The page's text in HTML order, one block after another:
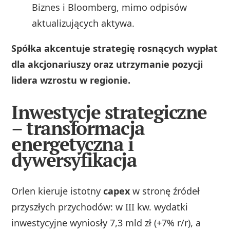
Biznes i Bloomberg, mimo odpisów
aktualizujących aktywa.
Spółka akcentuje strategię rosnących wypłat
dla akcjonariuszy oraz utrzymanie pozycji
lidera wzrostu w regionie.
Inwestycje strategiczne
– transformacja
energetyczna i
dywersyfikacja
Orlen kieruje istotnycapex w stronę źródeł
przyszłych przychodów: w III kw. wydatki
inwestycyjne wyniosły 7,3 mld zł (+7% r/r), a